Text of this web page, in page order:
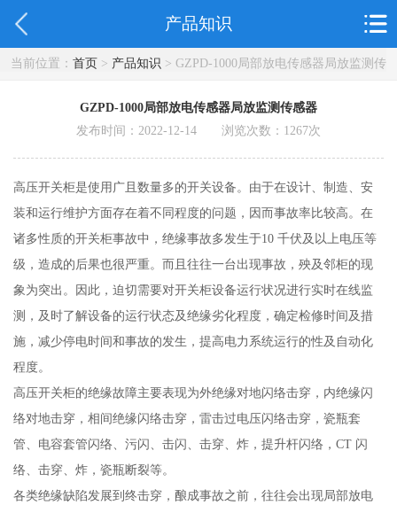
产品知识
当前位置： 首页> 产品知识 > GZPD-1000局部放电传感器局放监测传
GZPD-1000局部放电传感器局放监测传感器
发布时间：2022-12-14 浏览次数： 1267次
高压开关柜是使用广且数量多的开关设备。由于在设计、制造、安
装和运行维护方面存在着不同程度的问题，因而事故率比较高。在
诸多性质的开关柜事故中，绝缘事故多发生于10 千伏及以上电压等
级，造成的后果也很严重。而且往往一台出现事故，殃及邻柜的现
象为突出。因此，迫切需要对开关柜设备运行状况进行实时在线监
测，及时了解设备的运行状态及绝缘劣化程度，确定检修时间及措
施，减少停电时间和事故的发生，提高电力系统运行的性及自动化
程度。
高压开关柜的绝缘故障主要表现为外绝缘对地闪络击穿，内绝缘闪
络对地击穿，相间绝缘闪络击穿，雷击过电压闪络击穿，瓷瓶套
管、电容套管闪络、污闪、击闪、击穿、炸，提升杆闪络，CT 闪
络、击穿、炸，瓷瓶断裂等。
各类绝缘缺陷发展到终击穿，酿成事故之前，往往会出现局部放电